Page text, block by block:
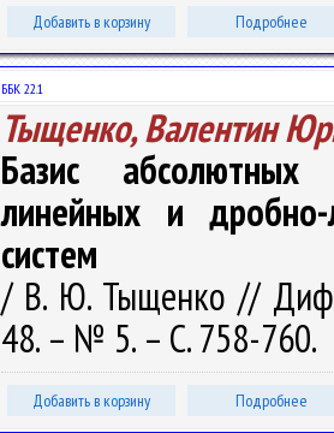
Добавить в корзину Подробнее
ББК 22.1
Тыщенко, Валентин
Базис абсолютных
линейных и дробно-
систем
/ В. Ю. Тыщенко //
48. – № 5. – С. 758-760.
Добавить в корзину Подробнее